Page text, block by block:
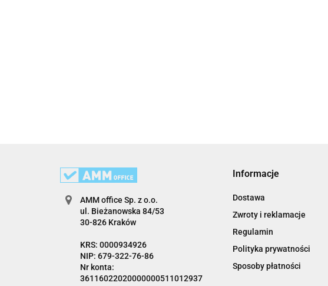
AMM office Sp. z o.o.
ul. Bieżanowska 84/53
30-826 Kraków
KRS: 0000934926
NIP: 679-322-76-86
Nr konta:
36116022020000000511012937
Informacje
Dostawa
Zwroty i reklamacje
Regulamin
Polityka prywatności
Sposoby płatności